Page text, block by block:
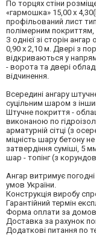
По торцях стіни
«гармошка» 15,00 х
профільований лист
полімерним
З однієї зі сторін
0,90 х 2,10 м. Двері з
відкриваються у
- ворота та двері
відчинення.
Всередині ангару
суцільним шаром з
Штучне покриття -
виконаною по
арматурній сітці (з
міцність шару бетону
затвердіння суміші, 5
шар - топінг (з
Ангар витримує
умов України.
Конструкція виробу
Гарантійний термін
Форма оплати за
Доставка за рахунок
Додаткові питання по